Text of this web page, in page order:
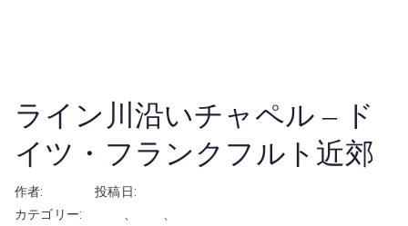
ライン川沿いチャペル – ド
イツ・フランクフルト近郊
作者: rhayashi投稿日:
カテゴリー:
、 、